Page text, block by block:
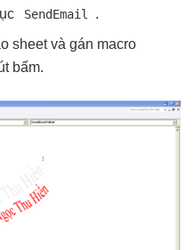
SendEmail
.
sheet và gán macro
bấm.